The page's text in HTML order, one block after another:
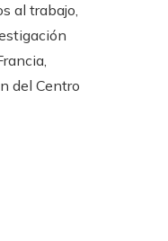
al trabajo,
del Centro